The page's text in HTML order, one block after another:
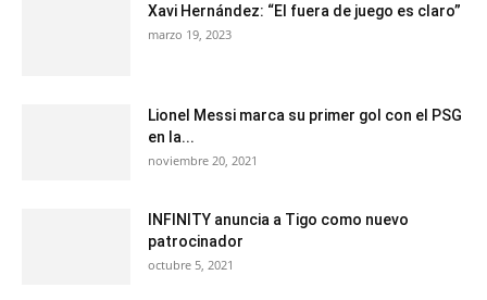
Xavi Hernández: “El fuera de juego es claro”
marzo 19, 2023
Lionel Messi marca su primer gol con el PSG
en la...
noviembre 20, 2021
INFINITY anuncia a Tigo como nuevo
patrocinador
octubre 5, 2021